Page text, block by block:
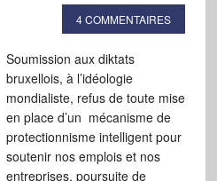
4 COMMENTAIRES
Soumission aux diktats
bruxellois, à l’idéologie
mondialiste, refus de toute mise
en place d’un mécanisme de
protectionnisme intelligent pour
soutenir nos emplois et nos
entreprises, poursuite de